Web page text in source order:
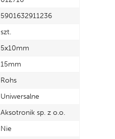
5901632911236
szt.
5x10mm
15mm
Rohs
Uniwersalne
Aksotronik sp. z o.o.
Nie